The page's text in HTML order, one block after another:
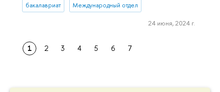
бакалавриат Международный отдел
24 июня, 2024 г.
1 2 3 4 5 6 7